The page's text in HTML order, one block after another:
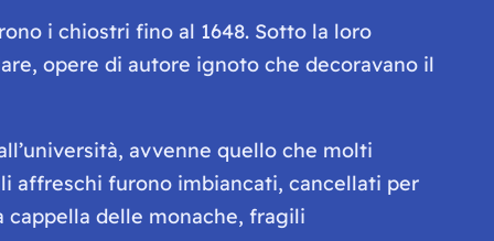
i chiostri fino al 1648. Sotto la loro
opere di autore ignoto che decoravano il
avvenne quello che molti
affreschi furono imbiancati, cancellati per
delle monache, fragili